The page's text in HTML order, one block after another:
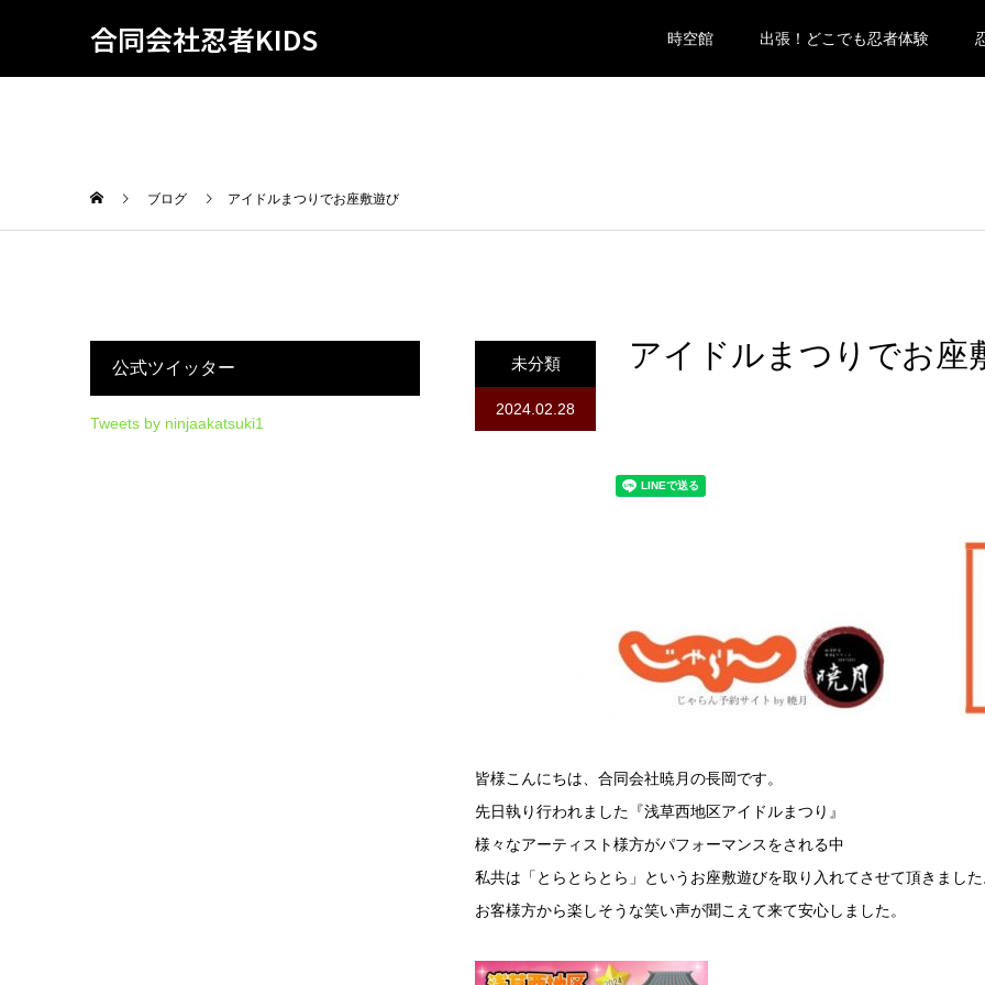
合同会社忍者KIDS 時空館 出張！どこでも忍者体験
ブログ アイドルまつりでお座敷遊び
未分類
2024.02.28
アイドルまつりでお座
皆様こんにちは、合同会社暁月の長岡です。
先日執り行われました『浅草西地区アイドルまつり』
様々なアーティスト様方がパフォーマンスをされる中
私共は「とらとらとら」というお座敷遊びを取り入れてさせて頂きまし
お客様方から楽しそうな笑い声が聞こえて来て安心しました。
公式ツイッター
Tweets by ninjaakatsuki1